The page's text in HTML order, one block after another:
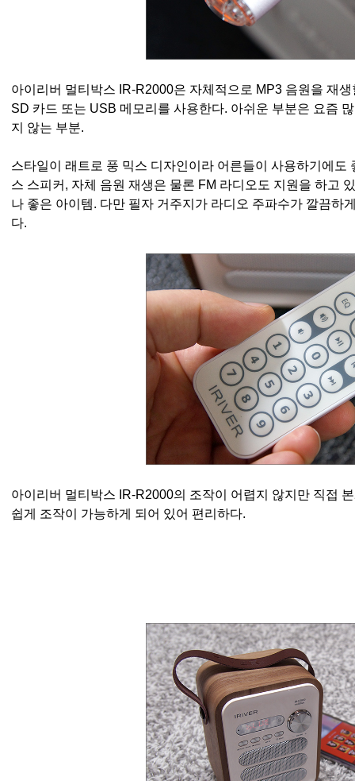
아이리버 멀티박스 IR-R2000은 자체적으로 MP3 음원을 재
SD 카드 또는 USB 메모리를 사용한다. 아쉬운 부분은 요즘
지 않는 부분.
스타일이 래트로 풍 믹스 디자인이라 어른들이 사용하기에도
스 스피커, 자체 음원 재생은 물론 FM 라디오도 지원을 하고
나 좋은 아이템. 다만 필자 거주지가 라디오 주파수가 깔끔하
다.
아이리버 멀티박스 IR-R2000의 조작이 어렵지 않지만 직접
쉽게 조작이 가능하게 되어 있어 편리하다.